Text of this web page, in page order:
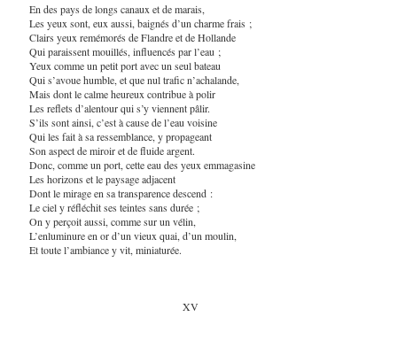
En des pays de longs canaux et de marais,
Les yeux sont, eux aussi, baignés d’un charme frais ;
Clairs yeux remémorés de Flandre et de Hollande
Qui paraissent mouillés, influencés par l’eau ;
Yeux comme un petit port avec un seul bateau
Qui s’avoue humble, et que nul trafic n’achalande,
Mais dont le calme heureux contribue à polir
Les reflets d’alentour qui s’y viennent pâlir.
S’ils sont ainsi, c’est à cause de l’eau voisine
Qui les fait à sa ressemblance, y propageant
Son aspect de miroir et de fluide argent.
Donc, comme un port, cette eau des yeux emmagasine
Les horizons et le paysage adjacent
Dont le mirage en sa transparence descend :
Le ciel y réfléchit ses teintes sans durée ;
On y perçoit aussi, comme sur un vélin,
L’enluminure en or d’un vieux quai, d’un moulin,
Et toute l’ambiance y vit, miniaturée.
XV